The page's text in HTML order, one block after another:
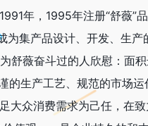
年，1995年注册“舒薇”
集产品设计、开发、生
舒薇奋斗过的人欣慰：面
生产工艺、规范的市场
众消费需求为己任，在